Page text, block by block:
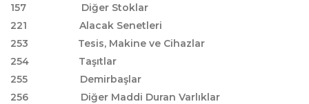
157 Diğer Stoklar
221 Alacak Senetleri
253 Tesis, Makine ve Cihazlar
254 Taşıtlar
255 Demirbaşlar
256 Diğer Maddi Duran Varlıklar